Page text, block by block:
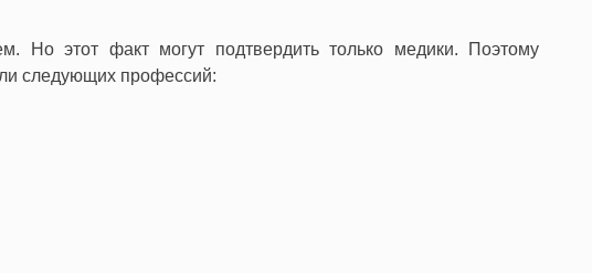
Но этот факт могут подтвердить только медики. Поэтому
следующих профессий: